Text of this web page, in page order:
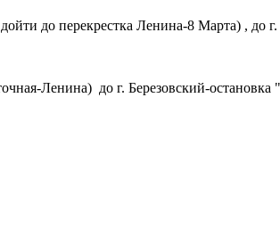
до перекрестка Ленина-8 Марта) ,
Ленина) до г. Березовский-